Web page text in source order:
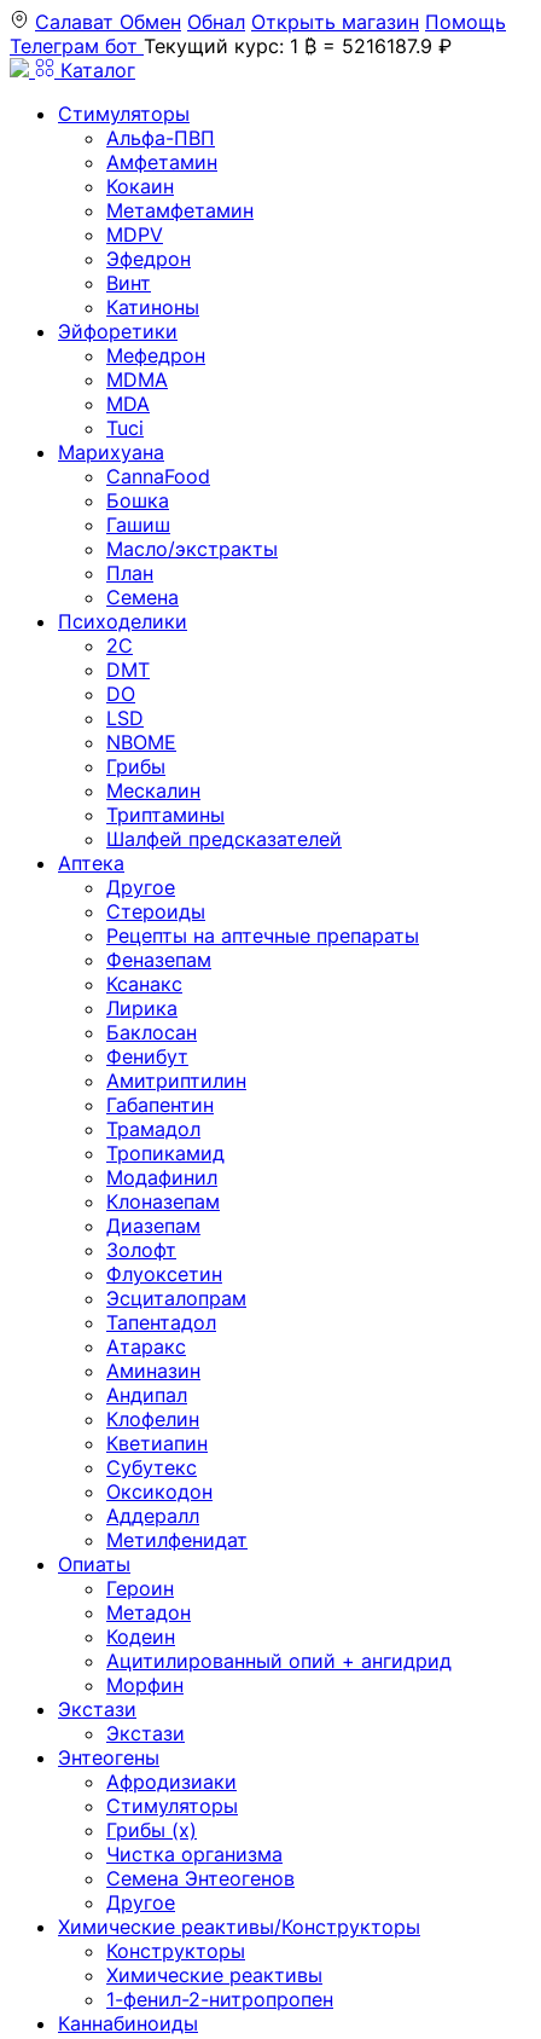
Салават Обмен Обнал Открыть магазин Помощь
Телеграм бот Текущий курс: 1 ₿ = 5216187.9 ₽
Каталог
Стимуляторы
Альфа-ПВП
Амфетамин
Кокаин
Метамфетамин
MDPV
Эфедрон
Винт
Катиноны
Эйфоретики
Мефедрон
MDMA
MDA
Tuci
Марихуана
CannaFood
Бошка
Гашиш
Масло/экстракты
План
Семена
Психоделики
2C
DMT
DO
LSD
NBOME
Грибы
Мескалин
Триптамины
Шалфей предсказателей
Аптека
Другое
Стероиды
Рецепты на аптечные препараты
Феназепам
Ксанакс
Лирика
Баклосан
Фенибут
Амитриптилин
Габапентин
Трамадол
Тропикамид
Модафинил
Клоназепам
Диазепам
Золофт
Флуоксетин
Эсциталопрам
Тапентадол
Атаракс
Аминазин
Андипал
Клофелин
Кветиапин
Субутекс
Оксикодон
Аддералл
Метилфенидат
Опиаты
Героин
Метадон
Кодеин
Ацитилированный опий + ангидрид
Морфин
Экстази
Экстази
Энтеогены
Афродизиаки
Стимуляторы
Грибы (х)
Чистка организма
Семена Энтеогенов
Другое
Химические реактивы/Конструкторы
Конструкторы
Химические реактивы
1-фенил-2-нитропропен
Каннабиноиды